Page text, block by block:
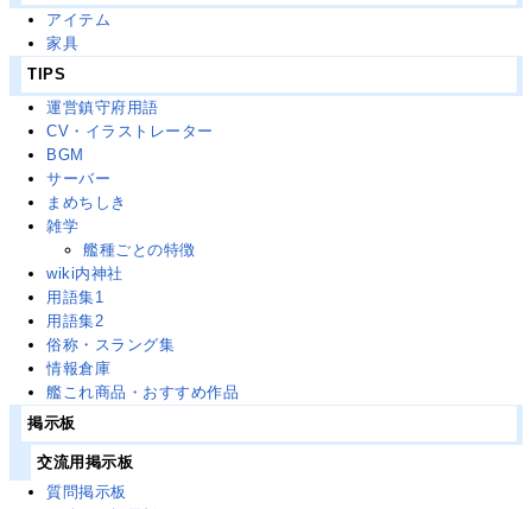
アイテム
家具
TIPS
運営鎮守府用語
CV・イラストレーター
BGM
サーバー
まめちしき
雑学
艦種ごとの特徴
wiki内神社
用語集1
用語集2
俗称・スラング集
情報倉庫
艦これ商品・おすすめ作品
掲示板
交流用掲示板
質問掲示板